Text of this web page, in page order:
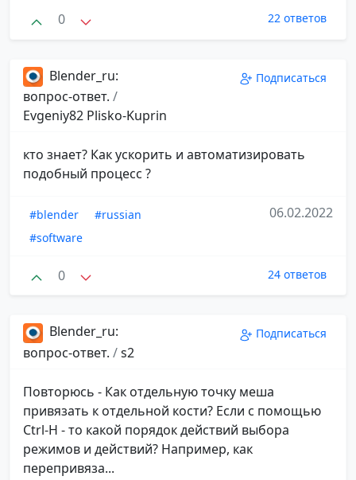
0 22 ответов
Blender_ru:
вопрос-ответ. /
Evgeniy82 Plisko-Kuprin
Подписаться
кто знает? Как ускорить и автоматизировать
подобный процесс ?
#blender
#russian
#software
06.02.2022
0 24 ответов
Blender_ru:
вопрос-ответ. /s2
Подписаться
Повторюсь - Как отдельную точку меша
привязать к отдельной кости? Если c помощью
Ctrl-H - то какой порядок действий выбора
режимов и действий? Например, как
перепривяза...